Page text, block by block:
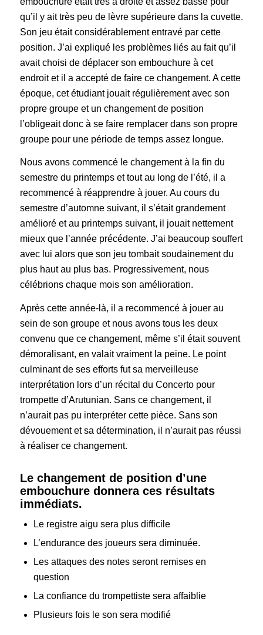
qu’il y ait très peu de lèvre supérieure dans la cuvette.
Son jeu était considérablement entravé par cette
position. J’ai expliqué les problèmes liés au fait qu’il
avait choisi de déplacer son embouchure à cet
endroit et il a accepté de faire ce changement. A cette
époque, cet étudiant jouait régulièrement avec son
propre groupe et un changement de position
l’obligeait donc à se faire remplacer dans son propre
groupe pour une période de temps assez longue.
Nous avons commencé le changement à la fin du
semestre du printemps et tout au long de l’été, il a
recommencé à réapprendre à jouer. Au cours du
semestre d’automne suivant, il s’était grandement
amélioré et au printemps suivant, il jouait nettement
mieux que l’année précédente. J’ai beaucoup souffert
avec lui alors que son jeu tombait soudainement du
plus haut au plus bas. Progressivement, nous
célébrions chaque mois son amélioration.
Après cette année-là, il a recommencé à jouer au
sein de son groupe et nous avons tous les deux
convenu que ce changement, même s’il était souvent
démoralisant, en valait vraiment la peine. Le point
culminant de ses efforts fut sa merveilleuse
interprétation lors d’un récital du Concerto pour
trompette d’Arutunian. Sans ce changement, il
n’aurait pas pu interpréter cette pièce. Sans son
dévouement et sa détermination, il n’aurait pas réussi
à réaliser ce changement.
Le changement de position d’une
embouchure donnera ces résultats
immédiats.
Le registre aigu sera plus difficile
L’endurance des joueurs sera diminuée.
Les attaques des notes seront remises en
question
La confiance du trompettiste sera affaiblie
Plusieurs fois le son sera modifié